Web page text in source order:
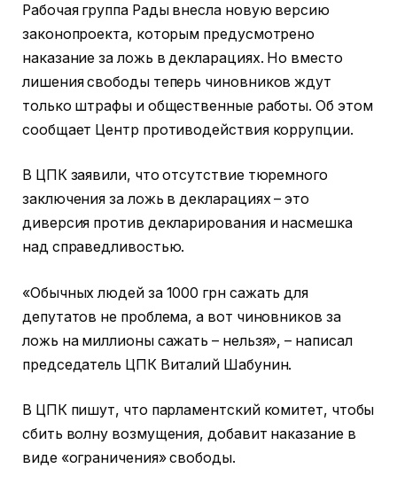
Рабочая группа Рады внесла новую версию
законопроекта, которым предусмотрено
наказание за ложь в декларациях. Но вместо
лишения свободы теперь чиновников ждут
только штрафы и общественные работы. Об этом
сообщает Центр противодействия коррупции.
В ЦПК заявили, что отсутствие тюремного
заключения за ложь в декларациях – это
диверсия против декларирования и насмешка
над справедливостью.
«Обычных людей за 1000 грн сажать для
депутатов не проблема, а вот чиновников за
ложь на миллионы сажать – нельзя», – написал
председатель ЦПК Виталий Шабунин.
В ЦПК пишут, что парламентский комитет, чтобы
сбить волну возмущения, добавит наказание в
виде «ограничения» свободы.